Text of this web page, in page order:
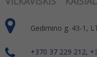
Gedimino g. 43-1,
+370 37 229 212,